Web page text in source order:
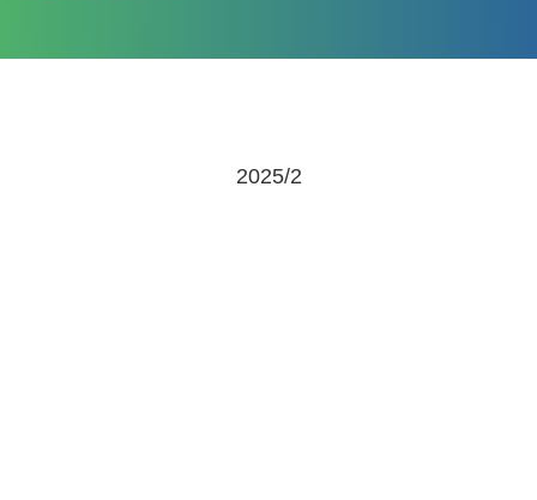
2025/2